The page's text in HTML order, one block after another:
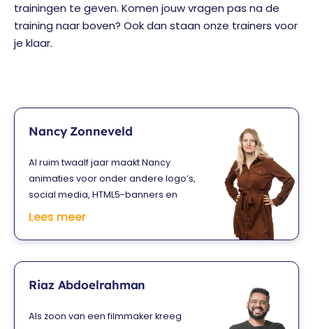
trainingen te geven. Komen jouw vragen pas na de
training naar boven? Ook dan staan onze trainers voor
je klaar.
Nancy Zonneveld
Al ruim twaalf jaar maakt Nancy
animaties voor onder andere logo’s,
social media, HTML5-banners en
online games. Dat heeft ze
Telegraaf en Philips. Daarnaast werkt
ze veel samen met reclamebureaus.
ze tijdens haar trainingen, waarin je
project. Zo leer je razendsnel
Lees meer
Riaz Abdoelrahman
Als zoon van een filmmaker kreeg